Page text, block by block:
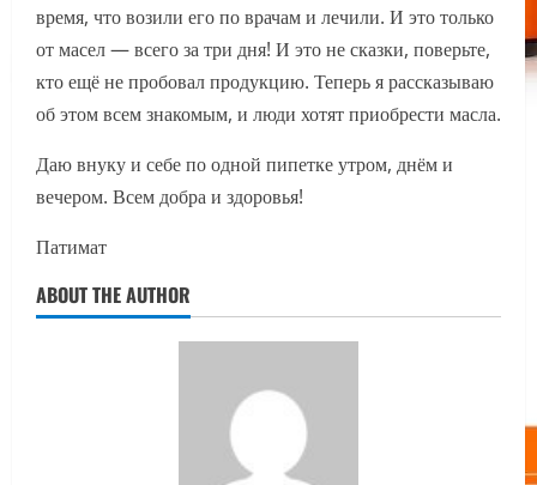
время, что возили его по врачам и лечили. И это только
от масел — всего за три дня! И это не сказки, поверьте,
кто ещё не пробовал продукцию. Теперь я рассказываю
об этом всем знакомым, и люди хотят приобрести масла.
Даю внуку и себе по одной пипетке утром, днём и
вечером. Всем добра и здоровья!
Патимат
ABOUT THE AUTHOR